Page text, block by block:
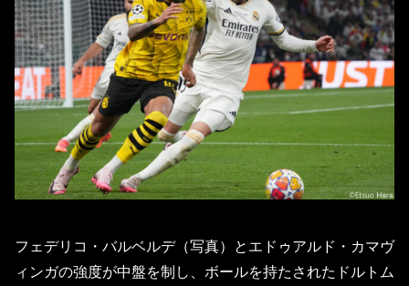
フェデリコ・バルベルデ（写真）とエドゥアルド・カマヴ
ィンガの強度が中盤を制し、ボールを持たされたドルトム